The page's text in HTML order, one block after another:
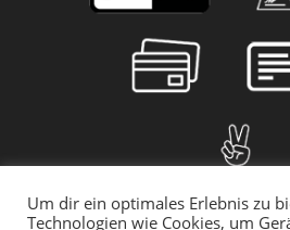
Um dir ein optimales Erlebnis zu
Technologien wie Cookies, um